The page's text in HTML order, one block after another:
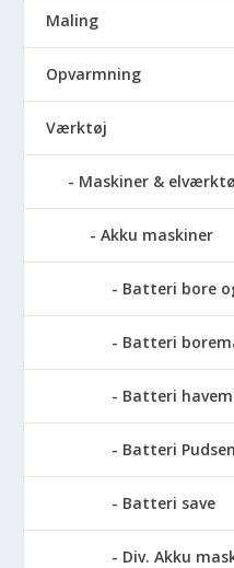
Maling
Opvarmning
Værktøj
Maskiner &
Akku maskiner
Batteri bore
Batteri
Batteri
Batteri
Batteri save
Div. Akku